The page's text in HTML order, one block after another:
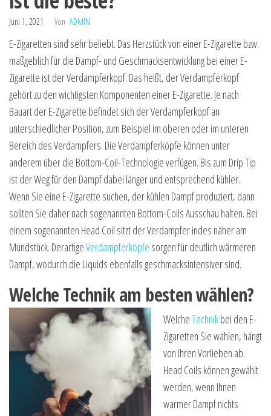
Juni 1, 2021 Von ADMIN
E-Zigaretten sind sehr beliebt. Das Herzstück von einer E-Zigarette bzw.
maßgeblich für die Dampf- und Geschmacksentwicklung bei einer E-
Zigarette ist der Verdampferkopf. Das heißt, der Verdampferkopf
gehört zu den wichtigsten Komponenten einer E-Zigarette. Je nach
Bauart der E-Zigarette befindet sich der Verdampferkopf an
unterschiedlicher Position, zum Beispiel im oberen oder im unteren
Bereich des Verdampfers. Die Verdampferköpfe können unter
anderem über die Bottom-Coil-Technologie verfügen. Bis zum Drip Tip
ist der Weg für den Dampf dabei länger und entsprechend kühler.
Wenn Sie eine E-Zigarette suchen, der kühlen Dampf produziert, dann
sollten Sie daher nach sogenannten Bottom-Coils Ausschau halten. Bei
einem sogenannten Head Coil sitzt der Verdampfer indes näher am
Mundstück. DerartigeVerdampferköpfe sorgen für deutlich wärmeren
Dampf, wodurch die Liquids ebenfalls geschmacksintensiver sind.
Welche Technik am besten wählen?
WelcheTechnikbei den E-
Zigaretten Sie wählen, hängt
von Ihren Vorlieben ab.
Head Coils können gewählt
werden, wenn Ihnen
warmer Dampf nichts